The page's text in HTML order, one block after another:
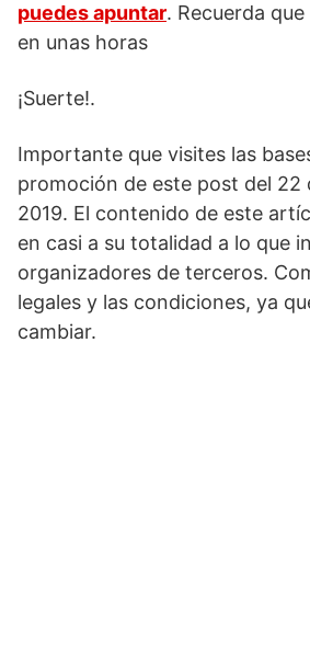
puedes apuntar. Recuerda
en unas horas
¡Suerte!.
Importante que visites las
promoción de este post del 22
2019. El contenido de este
en casi a su totalidad a lo que
organizadores de terceros.
legales y las condiciones, ya
cambiar.